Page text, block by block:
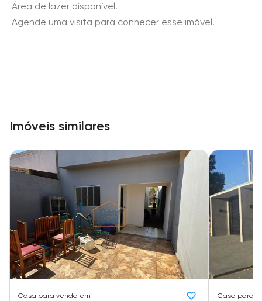
Área de lazer disponível.
Agende uma visita para conhecer esse imóvel!
Imóveis similares
Casa para venda em Casa para